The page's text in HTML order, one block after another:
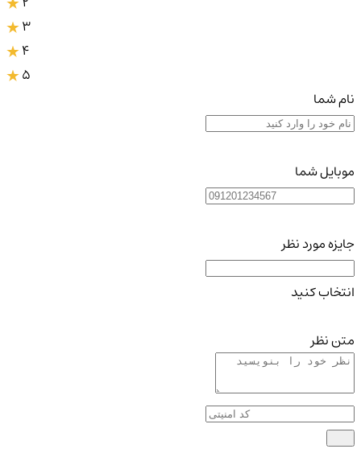
3
4
5
نام شما
موبایل شما
جایزه مورد نظر
انتخاب کنید
متن نظر